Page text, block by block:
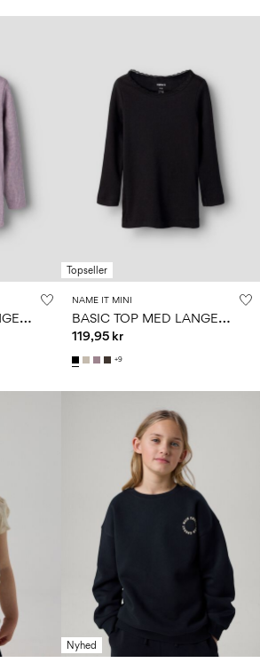
B
ASIC TOP MED LANGE ÆRMER
Topseller
NAME IT MINI
B
ASIC TOP MED LANGE ÆRMER
119,95 kr
+9
Nyhed